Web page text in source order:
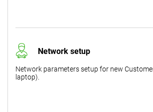
Network setup
Network parameters setup for new
laptop).